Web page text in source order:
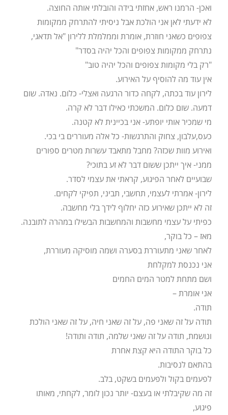
ואכן- הרמנו ראש, אחזתי בידה והובלתי אותה החוצה.
לא ידעתי לאן אני הולכת אבל ניסיתי להתרחק ממקומות
צפופים כשאני חוזרת, אומרת וממלמלת ללירון "אל תדאגי,
נתרחק ממקומות צפופים והכל יהיה בסדר"
"רק בלי מקומות צפופים והכל יהיה טוב"
אין עוד מה להוסיף על האירוע.
לירון עוד בכתה, לקחה כדור הרגעה ואצלי- כלום. נאדה. שום
דמעה. שום כלום. המשכתי כאילו דבר לא קרה.
מי שמכיר אותי יופתע- אני בכיינית לא קטנה.
כעס,עלבון, צחוק והתרגשות- כל אלה מעוררים בי בכי.
ואירוע מוות שכזה? מחבל מתאבד עשרות מטרים ספורים
ממני- איך ייתכן ששום דבר לא זע בתוכי?
שבועיים לאחר הפיגוע, קראתי את עצמי לסדר.
לירון- אמרתי לעצמי, תחשבי, תביני, תפיקי לקחים.
זה לא ייתכן שאירוע כזה יחלוף לידך בלי מחשבה.
כפיתי על עצמי מחשבות והמחשבות הבשילו במהרה לתובנה.
מאז – כל בוקר,
לאחר שאני מתעוררת בסערה ושמה מוסיקה מעוררת,
אני נכנסת למקלחת
ושם מתחת למטר המים החמים
אני אומרת –
תודה.
תודה על זה שאני פה, על זה שאני חיה, על זה שאני הולכת
ונושמת, תודה על זה שאני שלמה, תודה ותודה!
כל בוקר התודה היא קצת אחרת
בהתאם לנסיבות.
לפעמים בקול ולפעמים בשקט, בלב.
זה מה שקיבלתי או בעצם- יותר נכון לומר, לקחתי, מאותו
פיגוע,